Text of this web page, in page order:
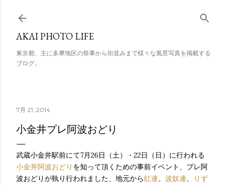
スキップしてメイン コンテンツに移動
AKAI PHOTO LIFE
東京都、主に多摩地区の祭事から街並みまで様々な風景写真を掲載する
ブログ。
7月 21, 2014
小金井プレ阿波おどり
武蔵小金井駅前にて7月26日（土）・22日（日）に行われる
小金井阿波おどり を知って頂くための事前イベント、プレ阿
波おどりが執り行われました、地元から紅連、 波奴連、
りず